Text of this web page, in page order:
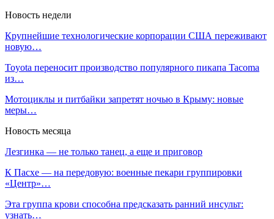
Новость недели
Крупнейшие технологические корпорации США переживают
новую…
Toyota переносит производство популярного пикапа Tacoma
из…
Мотоциклы и питбайки запретят ночью в Крыму: новые
меры…
Новость месяца
Лезгинка — не только танец, а еще и приговор
К Пасхе — на передовую: военные пекари группировки
«Центр»…
Эта группа крови способна предсказать ранний инсульт:
узнать…